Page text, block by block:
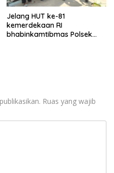
Jelang HUT ke-81
kemerdekaan RI
bhabinkamtibmas Polsek
Ruas yang wajib